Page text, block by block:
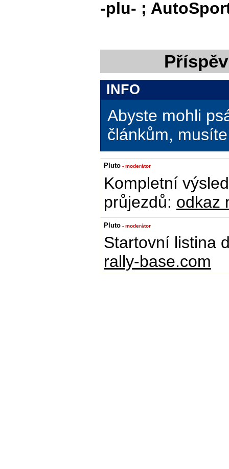
-plu- ;
INFO
Abyste mohli
článkům,
Pluto - moderátor
Kompletní
průjezdů: odkaz
Pluto - moderátor
Startovní listina
rally-base.com